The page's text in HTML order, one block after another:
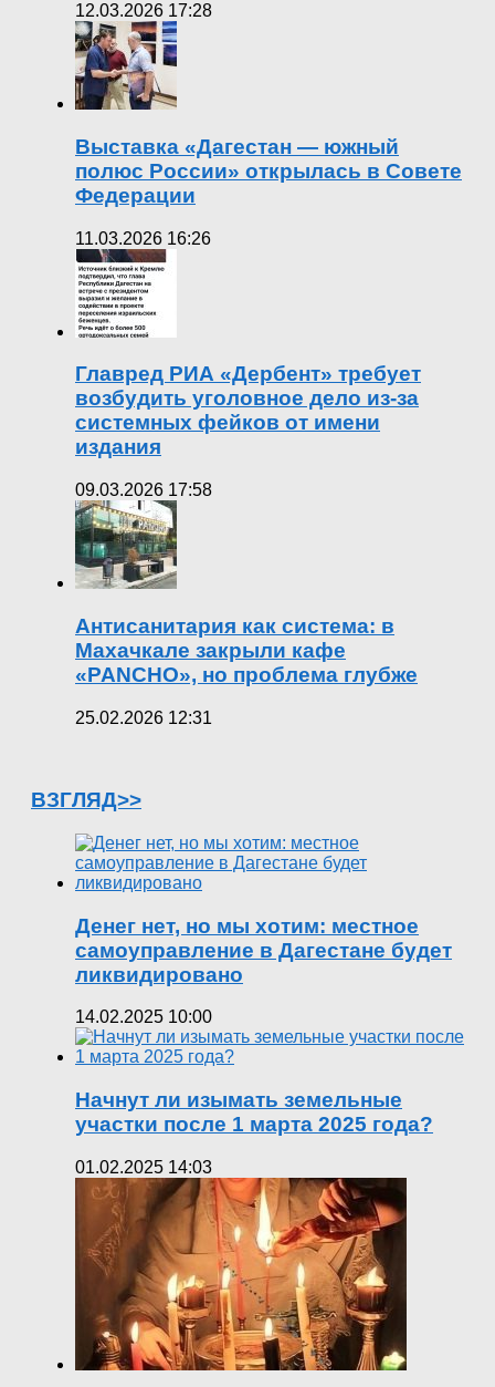
12.03.2026 17:28
Выставка «Дагестан — южный
полюс России» открылась в Совете
Федерации
11.03.2026 16:26
Главред РИА «Дербент» требует
возбудить уголовное дело из-за
системных фейков от имени
издания
09.03.2026 17:58
Антисанитария как система: в
Махачкале закрыли кафе
«PANCHO», но проблема глубже
25.02.2026 12:31
ВЗГЛЯД>>
Денег нет, но мы хотим: местное
самоуправление в Дагестане будет
ликвидировано
14.02.2025 10:00
Начнут ли изымать земельные
участки после 1 марта 2025 года?
01.02.2025 14:03